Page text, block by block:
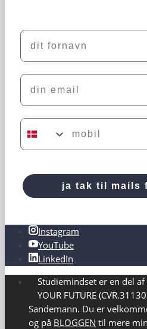
Name
din email
Mobil
ja tak til mails
Instagram
YouTube
LinkedIn
Studiemindset er en del
YOUR FUTURE
Sandemann. Du er
og på BLOGGEN til mere